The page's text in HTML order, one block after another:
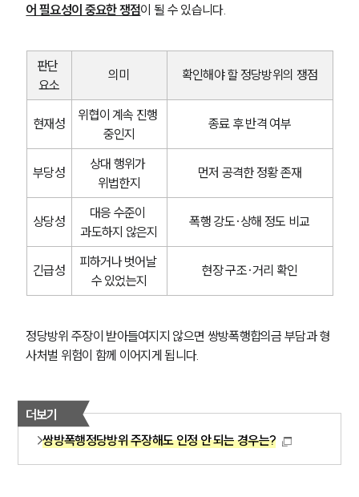
어 필요성이 중요한 쟁점이 될 수 있습니다.
판단
요소
의미 확인해야 할 정당방위의 쟁점
현재성
위협이 계속 진행
중인지
종료 후 반격 여부
부당성
상대 행위가
위법한지
먼저 공격한 정황 존재
상당성
대응 수준이
과도하지 않은지
폭행 강도·상해 정도 비교
긴급성
피하거나 벗어날
수 있었는지
현장 구조·거리 확인
정당방위 주장이 받아들여지지 않으면 쌍방폭행합의금 부담과 형
사처벌 위험이 함께 이어지게 됩니다.
더보기
쌍방폭행정당방위 주장해도 인정 안 되는 경우는?